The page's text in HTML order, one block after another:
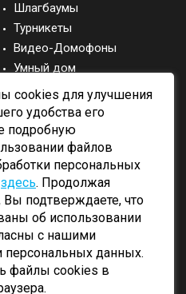
Шлагбаумы
Турникеты
Видео-Домофоны
Умный дом
Запасные части
Аксессуары
cookies для улучшения
удобства его
подробную
файлов
персональных
здесь. Продолжая
Вы подтверждаете, что
об использовании
с нашими
персональных данных.
файлы cookies в